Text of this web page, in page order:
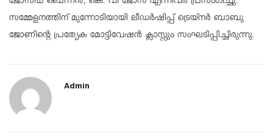
സമ്മേളനത്തിന് മുന്നോടിയായി ലീഡർഷിപ്പ് ട്രെയ്നർ ബാബു
ജോണിൻ്റെ പ്രത്യേക മോട്ടിവേഷൻ ക്ലാസ്സും സംഘടിപ്പിച്ചിരുന്നു.
Admin